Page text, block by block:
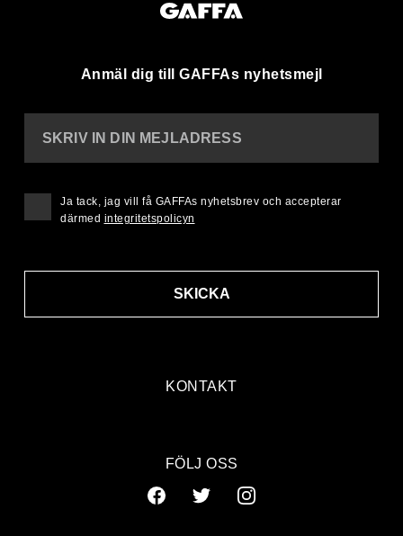
Anmäl dig till GAFFAs nyhetsmejl
KONTAKT
SKRIV IN DIN MEJLADRESS
SKICKA
Ja tack, jag vill få GAFFAs nyhetsbrev och accepterar
därmed integritetspolicyn
FÖLJ OSS